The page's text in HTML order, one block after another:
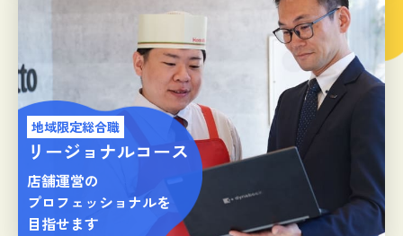
地域限定総合職
リージョナルコース
店舗運営の
プロフェッショナルを
目指せます